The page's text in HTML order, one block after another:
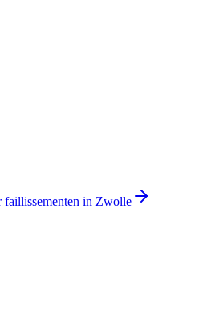
faillissementen in Zwolle